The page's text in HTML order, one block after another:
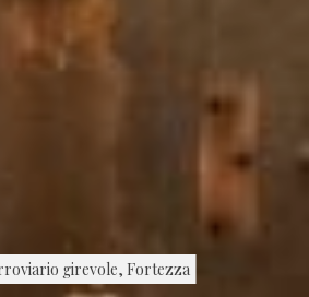
girevole, Fortezza